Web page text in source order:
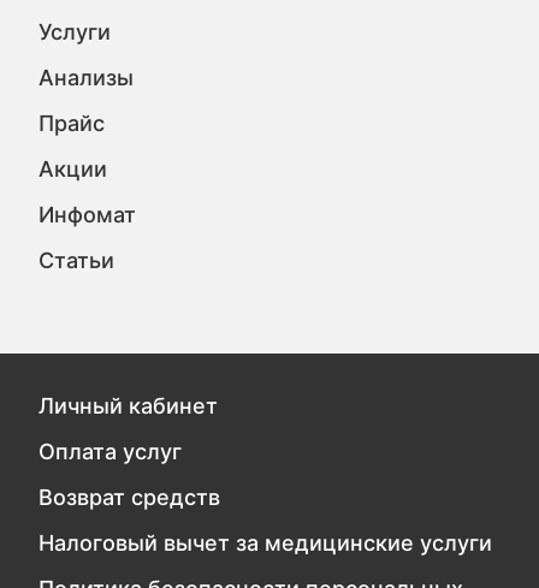
Услуги
Анализы
Прайс
Акции
Инфомат
Статьи
Личный кабинет
Оплата услуг
Возврат средств
Налоговый вычет за медицинские услуги